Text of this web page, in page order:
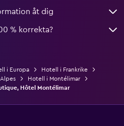
åt dig
% korrekta?
i Europa
Hotell i Frankrike
Hotell i Montélimar
Hôtel Montélimar